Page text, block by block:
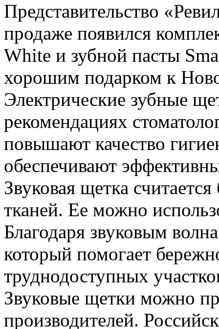
Представительство
продаже появился
White и зубной пасты
хорошим подарком к
Электрические зубные
рекомендациях
повышают качество
обеспечивают
Звуковая щетка
тканей. Ее можно
Благодаря звуковым
который помогает
труднодоступных
Звуковые щетки можно
производителей.